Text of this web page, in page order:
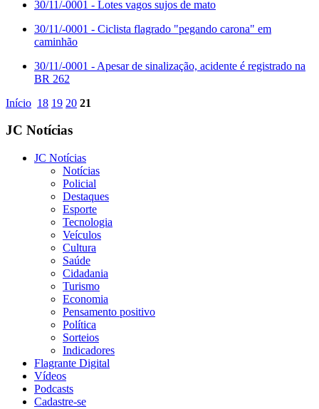
30/11/-0001 - Lotes vagos sujos de mato
30/11/-0001 - Ciclista flagrado "pegando carona" em
caminhão
30/11/-0001 - Apesar de sinalização, acidente é registrado na
BR 262
Início 18 19 20 21
JC Notícias
JC Notícias
Notícias
Policial
Destaques
Esporte
Tecnologia
Veículos
Cultura
Saúde
Cidadania
Turismo
Economia
Pensamento positivo
Política
Sorteios
Indicadores
Flagrante Digital
Vídeos
Podcasts
Cadastre-se